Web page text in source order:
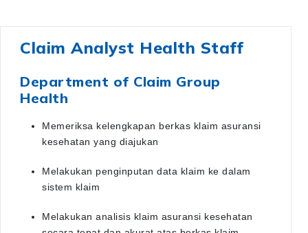
Claim Analyst Health Staff
Department of Claim Group
Health
Memeriksa kelengkapan berkas klaim asuransi
kesehatan yang diajukan
Melakukan penginputan data klaim ke dalam
sistem klaim
Melakukan analisis klaim asuransi kesehatan